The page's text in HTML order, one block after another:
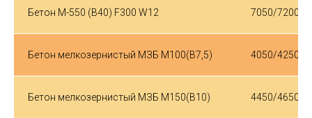
Бетон М-550 (B40) F300 W12 7050/7200
Бетон мелкозернистый МЗБ М100(В7,5) 4050/4250
Бетон мелкозернистый МЗБ М150(В10) 4450/4650